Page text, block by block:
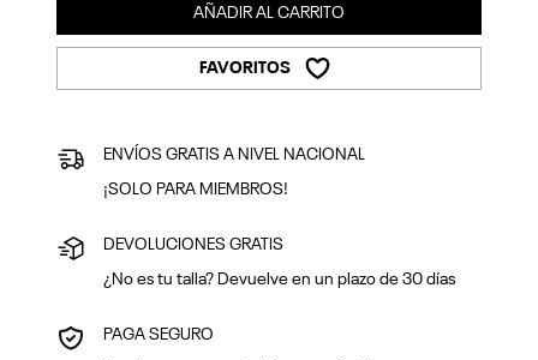
AÑADIR AL CARRITO
FAVORITOS
ENVÍOS GRATIS A NIVEL NACIONAL
¡SOLO PARA MIEMBROS!
DEVOLUCIONES GRATIS
¿No es tu talla? Devuelve en un plazo de 30 días
PAGA SEGURO